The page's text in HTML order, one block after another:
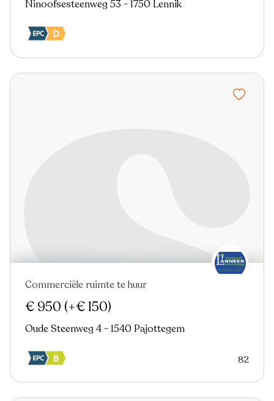
Ninoofsesteenweg 53 - 1750 Lennik
Commerciële ruimte te huur
€ 950 (+€ 150)
Oude Steenweg 4 - 1540 Pajottegem
82